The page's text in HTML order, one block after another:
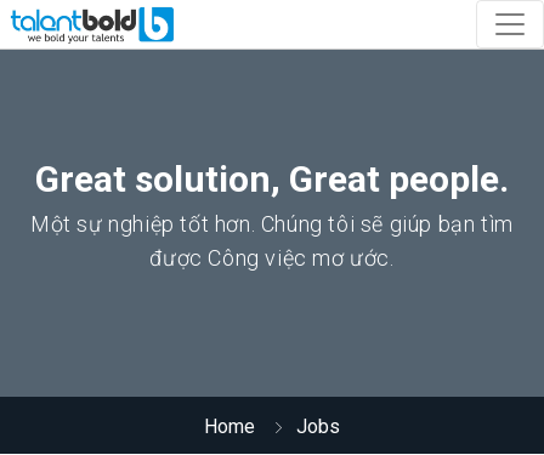
Great solution, Great people.
Một sự nghiệp tốt hơn. Chúng tôi sẽ giúp bạn tìm
được Công việc mơ ước.
Home Jobs